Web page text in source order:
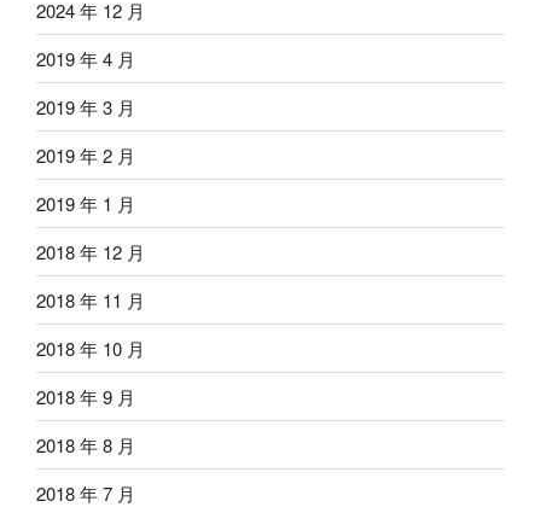
2024 年 12 月
2019 年 4 月
2019 年 3 月
2019 年 2 月
2019 年 1 月
2018 年 12 月
2018 年 11 月
2018 年 10 月
2018 年 9 月
2018 年 8 月
2018 年 7 月